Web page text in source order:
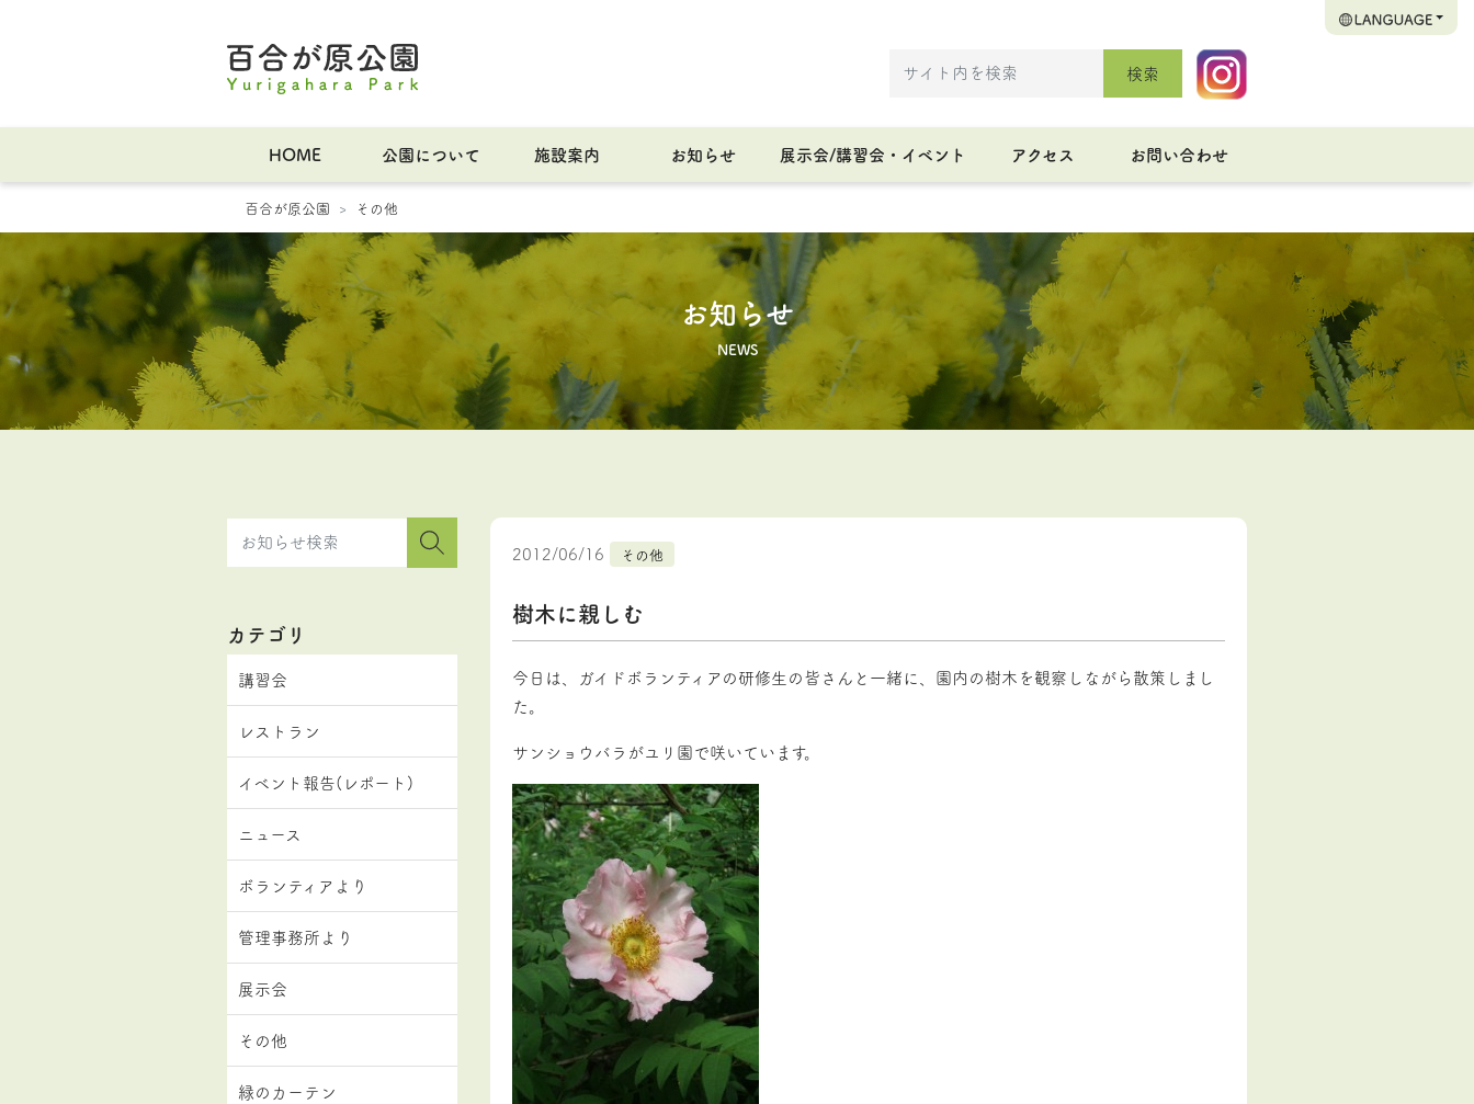
検索
HOME 公園について 施設案内 お知らせ 展示会/講習会・イベント アクセス お問い合わせ
百合が原公園 その他
お知らせ
NEWS
2012/06/16 その他
樹木に親しむ
今日は、ガイドボランティアの研修生の皆さんと一緒に、園内の樹木を観察しながら散策しまし
た。
サンショウバラがユリ園で咲いています。
カテゴリ
講習会
レストラン
イベント報告(レポート)
ニュース
ボランティアより
管理事務所より
展示会
その他
緑のカーテン